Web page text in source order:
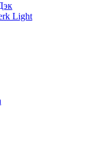
Light